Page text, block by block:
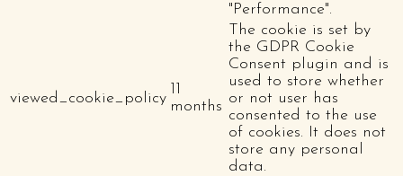
"Performance".
viewed_cookie_policy
11
months
The cookie is set by
the GDPR Cookie
Consent plugin and is
used to store whether
or not user has
consented to the use
of cookies. It does not
store any personal
data.